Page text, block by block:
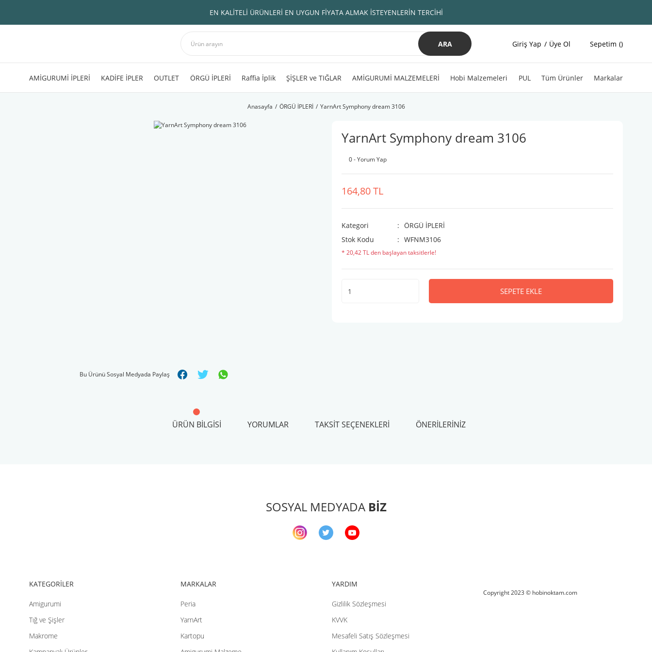
EN KALİTELİ ÜRÜNLERİ EN UYGUN FİYATA ALMAK İSTEYENLERİN TERCİHİ
ARA Giriş Yap Üye Ol Sepetim
AMİGURUMİ İPLERİ KADİFE İPLER OUTLET ÖRGÜ İPLERİ Raffia İplik ŞİŞLER ve TIĞLAR AMİGURUMİ MALZEMELERİ Hobi Malzemeleri PUL Tüm Ürünler Markalar
Anasayfa ÖRGÜ İPLERİ YarnArt Symphony dream 3106
Bu Ürünü Sosyal Medyada Paylaş
YarnArt Symphony dream 3106
0 - Yorum Yap
164,80 TL
Kategori
ÖRGÜ İPLERİ
Stok Kodu
WFNM3106
* 20,42 TL den başlayan taksitlerle!
SEPETE EKLE
ÜRÜN BILGISI YORUMLAR TAKSIT SEÇENEKLERI ÖNERILERINIZ
Gönder
SOSYAL MEDYADA BİZ
KATEGORİLER
Amigurumi
Tığ ve Şişler
Makrome
MARKALAR
Peria
YarnArt
Kartopu
YARDIM
Gizlilik Sözleşmesi
KVVK
Mesafeli Satış Sözleşmesi
Copyright 2023 © hobinoktam.com